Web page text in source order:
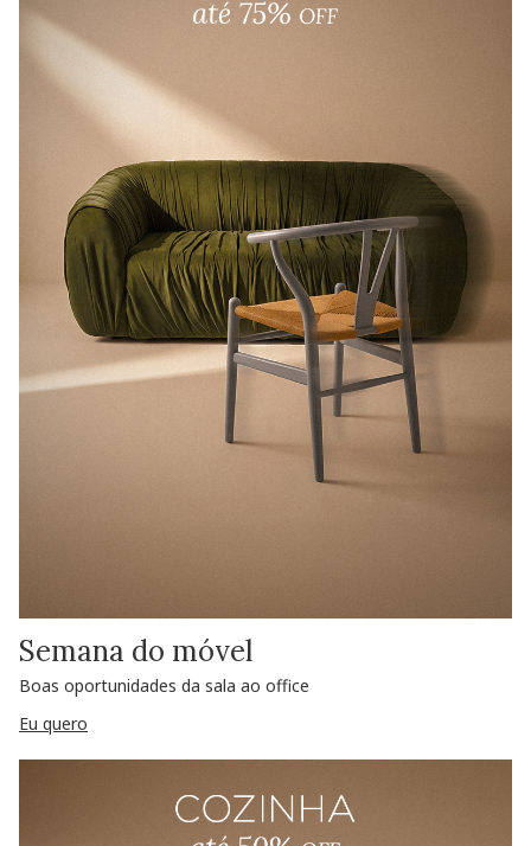
Semana do móvel
Boas oportunidades da sala ao office
Eu quero